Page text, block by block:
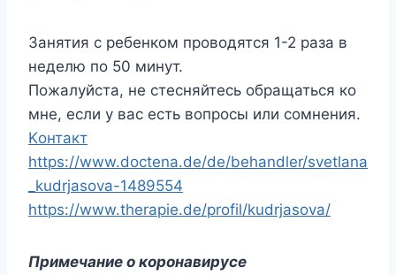
Занятия с ребенком проводятся 1-2 раза в
неделю по 50 минут.
Пожалуйста, не стесняйтесь обращаться ко
мне, если у вас есть вопросы или сомнения.
Kонтакт
https://www.doctena.de/de/behandler/svetlana
_kudrjasova-1489554
https://www.therapie.de/profil/kudrjasova/
Примечание о коронавирусе